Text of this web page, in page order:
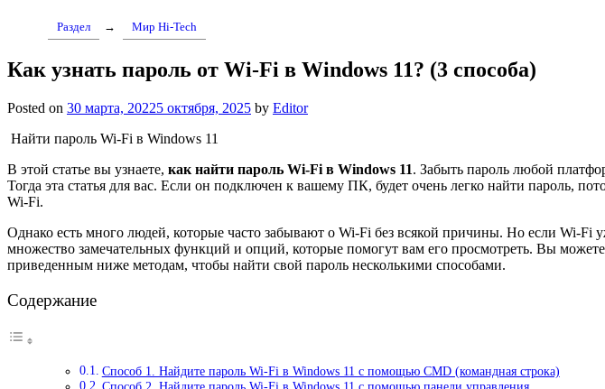
Раздел → Мир Hi-Tech
Как узнать пароль от Wi-Fi в Windows 11? (3 способа)
Posted on 30 марта, 20225 октября, 2025 by Editor
Найти пароль Wi-Fi в Windows 11
В этой статье вы узнаете, как найти пароль Wi-Fi в Windows 11. Забыть пароль любой
Тогда эта статья для вас. Если он подключен к вашему ПК, будет очень легко найти пароль,
Wi-Fi.
Однако есть много людей, которые часто забывают о Wi-Fi без всякой причины. Но если Wi-Fi
множество замечательных функций и опций, которые помогут вам его просмотреть. Вы
приведенным ниже методам, чтобы найти свой пароль несколькими способами.
Содержание
Способ 1. Найдите пароль Wi-Fi в Windows 11 с помощью CMD (командная строка)